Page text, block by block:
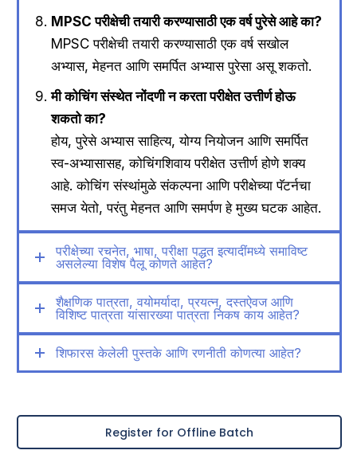
MPSC परीक्षेची तयारी करण्यासाठी एक वर्ष पुरेसे आहे का?
MPSC परीक्षेची तयारी करण्यासाठी एक वर्ष सखोल
अभ्यास, मेहनत आणि समर्पित अभ्यास पुरेसा असू शकतो.
मी कोचिंग संस्थेत नोंदणी न करता परीक्षेत उत्तीर्ण होऊ
शकतो का?
होय, पुरेसे अभ्यास साहित्य, योग्य नियोजन आणि समर्पित
स्व-अभ्यासासह, कोचिंगशिवाय परीक्षेत उत्तीर्ण होणे शक्य
आहे. कोचिंग संस्थांमुळे संकल्पना आणि परीक्षेच्या पॅटर्नचा
समज येतो, परंतु मेहनत आणि समर्पण हे मुख्य घटक आहेत.
परीक्षेच्या रचनेत, भाषा, परीक्षा पद्धत इत्यादींमध्ये समाविष्ट
असलेल्या विशेष पैलू कोणते आहेत?
शैक्षणिक पात्रता, वयोमर्यादा, प्रयत्न, दस्तऐवज आणि
विशिष्ट पात्रता यांसारख्या पात्रता निकष काय आहेत?
शिफारस केलेली पुस्तके आणि रणनीती कोणत्या आहेत?
Register for Offline Batch